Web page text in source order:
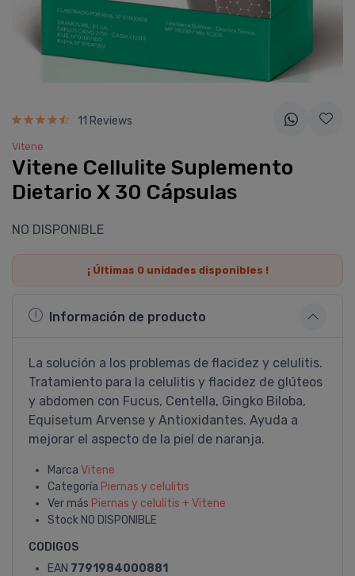
11 Reviews
Vitene
Vitene Cellulite Suplemento
Dietario X 30 Cápsulas
NO DISPONIBLE
¡ Últimas 0unidades disponibles !
Información de producto
La solución a los problemas de flacidez y celulitis.
Tratamiento para la celulitis y flacidez de glúteos
y abdomen con Fucus, Centella, Gingko Biloba,
Equisetum Arvense y Antioxidantes. Ayuda a
mejorar el aspecto de la piel de naranja.
Marca Vitene
Categoría Piernas y celulitis
Ver más Piernas y celulitis + Vitene
Stock NO DISPONIBLE
CODIGOS
EAN 7791984000881